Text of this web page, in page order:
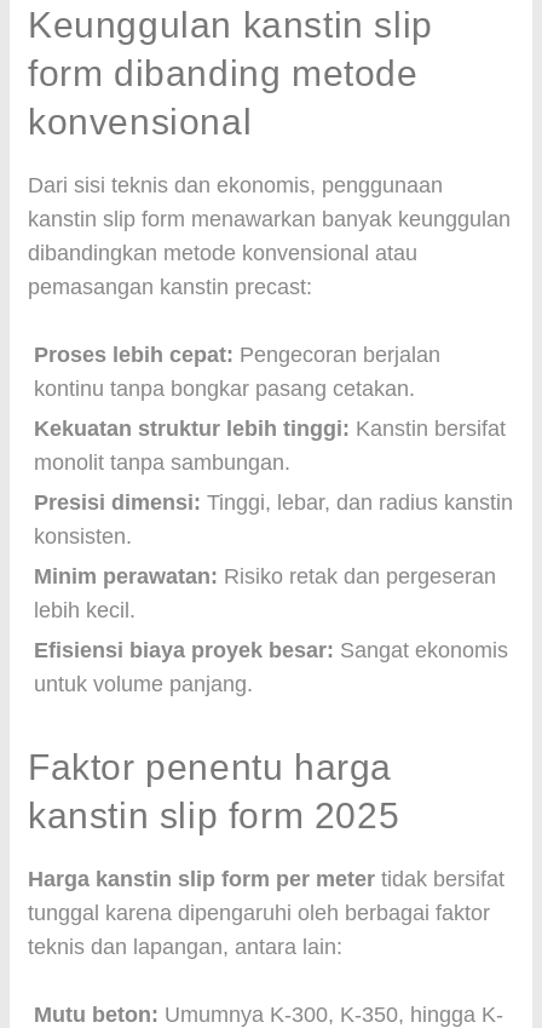
Keunggulan kanstin slip
form dibanding metode
konvensional
Dari sisi teknis dan ekonomis, penggunaan
kanstin slip form menawarkan banyak keunggulan
dibandingkan metode konvensional atau
pemasangan kanstin precast:
Proses lebih cepat: Pengecoran berjalan
kontinu tanpa bongkar pasang cetakan.
Kekuatan struktur lebih tinggi: Kanstin bersifat
monolit tanpa sambungan.
Presisi dimensi: Tinggi, lebar, dan radius kanstin
konsisten.
Minim perawatan: Risiko retak dan pergeseran
lebih kecil.
Efisiensi biaya proyek besar: Sangat ekonomis
untuk volume panjang.
Faktor penentu harga
kanstin slip form 2025
Harga kanstin slip form per meter tidak bersifat
tunggal karena dipengaruhi oleh berbagai faktor
teknis dan lapangan, antara lain:
Mutu beton: Umumnya K-300, K-350, hingga K-